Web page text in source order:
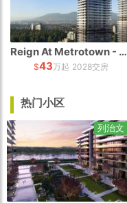
Reign At Metrotown - South Tower
$43万起 2028交房
热门小区
列治文